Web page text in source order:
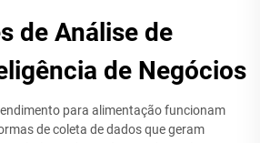
de Análise de
de Negócios
para alimentação funcionam
de coleta de dados que geram